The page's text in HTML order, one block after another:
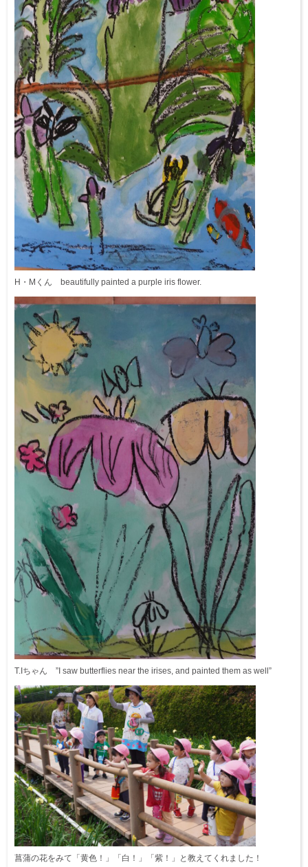
H・Mくん beautifully painted a purple iris flower.
T.Iちゃん ”I saw butterflies near the irises, and painted them as well”
菖蒲の花をみて「黄色！」「白！」「紫！」と教えてくれました！